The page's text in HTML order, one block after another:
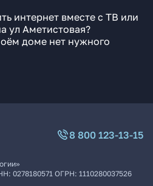
интернет вместе с ТВ или
ул Аметистовая?
доме нет нужного
8 800 123-13-15
0278180571 ОГРН: 1110280037526